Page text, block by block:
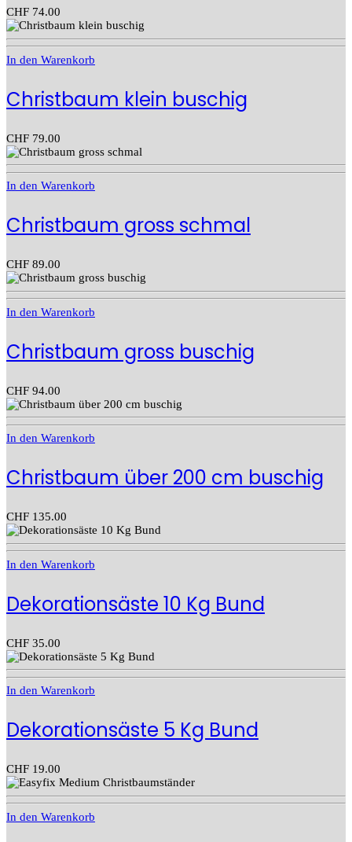
CHF 74.00
In den Warenkorb
Christbaum klein buschig
CHF 79.00
In den Warenkorb
Christbaum gross schmal
CHF 89.00
In den Warenkorb
Christbaum gross buschig
CHF 94.00
In den Warenkorb
Christbaum über 200 cm buschig
CHF 135.00
In den Warenkorb
Dekorationsäste 10 Kg Bund
CHF 35.00
In den Warenkorb
Dekorationsäste 5 Kg Bund
CHF 19.00
In den Warenkorb